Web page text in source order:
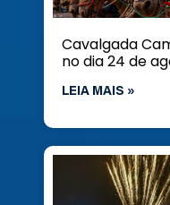
Cavalgada
no dia 24 de
LEIA MAIS »